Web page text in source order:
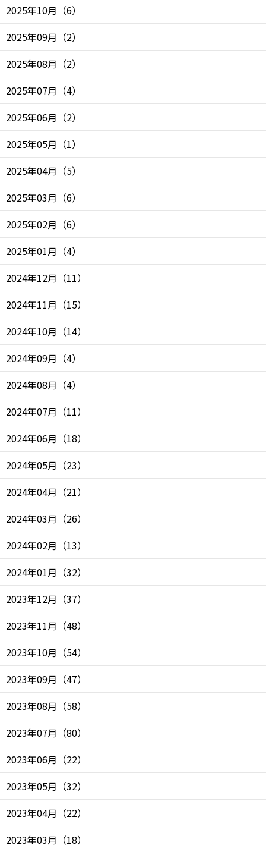
2025年10月 （6）
2025年09月 （2）
2025年08月 （2）
2025年07月 （4）
2025年06月 （2）
2025年05月 （1）
2025年04月 （5）
2025年03月 （6）
2025年02月 （6）
2025年01月 （4）
2024年12月 （11）
2024年11月 （15）
2024年10月 （14）
2024年09月 （4）
2024年08月 （4）
2024年07月 （11）
2024年06月 （18）
2024年05月 （23）
2024年04月 （21）
2024年03月 （26）
2024年02月 （13）
2024年01月 （32）
2023年12月 （37）
2023年11月 （48）
2023年10月 （54）
2023年09月 （47）
2023年08月 （58）
2023年07月 （80）
2023年06月 （22）
2023年05月 （32）
2023年04月 （22）
2023年03月 （18）